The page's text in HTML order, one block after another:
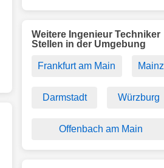
Weitere Ingenieur Techniker
Stellen in der Umgebung
Frankfurt am Main Mainz
Darmstadt Würzburg
Offenbach am Main